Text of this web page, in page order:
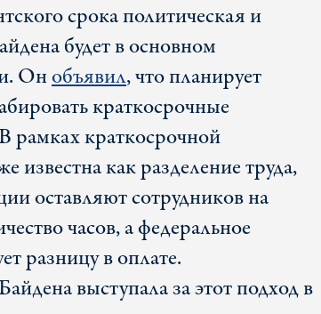
срока политическая и
будет в основном
Онобъявил, что планирует
краткосрочные
краткосрочной
известна как разделение труда,
оставляют сотрудников на
часов, а федеральное
разницу в оплате.
выступала за этот подход в